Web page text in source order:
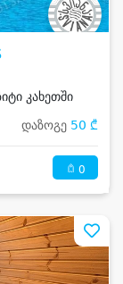
კახეთში
დაზოგე 50 ₾
0